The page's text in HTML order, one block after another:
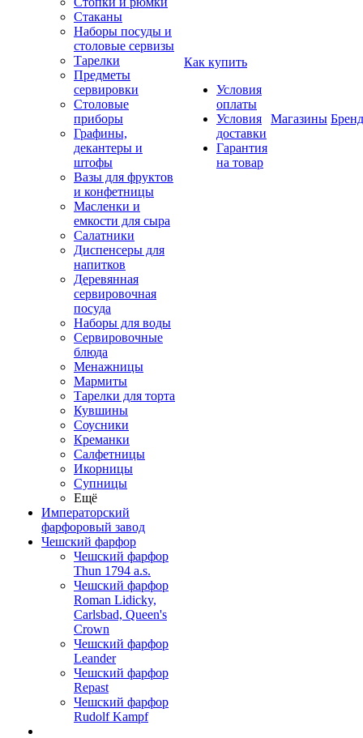
Стаканы
Наборы посуды и
столовые сервизы
Тарелки
Предметы
сервировки
Столовые
приборы
Графины,
декантеры и
штофы
Вазы для фруктов
и конфетницы
Масленки и
емкости для сыра
Салатники
Диспенсеры для
напитков
Деревянная
сервировочная
посуда
Наборы для воды
Сервировочные
блюда
Менажницы
Мармиты
Тарелки для торта
Кувшины
Соусники
Креманки
Салфетницы
Икорницы
Супницы
Ещё
Императорский
фарфоровый завод
Чешский фарфор
Чешский фарфор
Thun 1794 a.s.
Чешский фарфор
Roman Lidicky,
Carlsbad, Queen's
Crown
Чешский фарфор
Leander
Чешский фарфор
Repast
Чешский фарфор
Rudolf Kampf
Как купить
Условия
оплаты
Условия
доставки
Гарантия
на товар
Магазины